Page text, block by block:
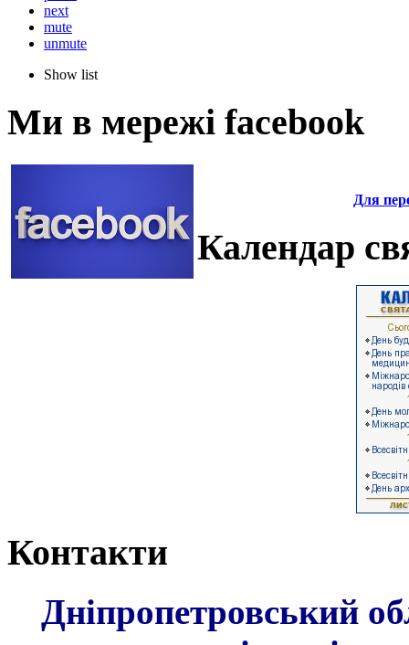
next
mute
unmute
Show list
Ми в мережі facebook
Для
Календар
Контакти
Дніпропетровський